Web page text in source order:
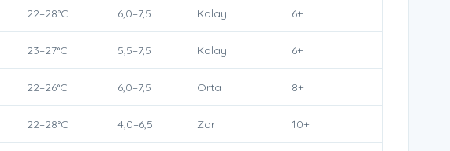
22–28°C 6,0–7,5 Kolay 6+
23–27°C 5,5–7,5 Kolay 6+
22–26°C 6,0–7,5 Orta 8+
22–28°C 4,0–6,5 Zor 10+